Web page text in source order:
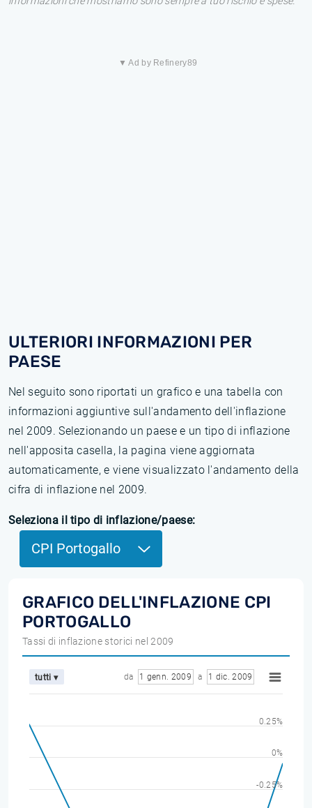
▼ Ad by Refinery89
ULTERIORI INFORMAZIONI PER
PAESE
Nel seguito sono riportati un grafico e una tabella con
informazioni aggiuntive sull'andamento dell'inflazione
nel 2009. Selezionando un paese e un tipo di inflazione
nell'apposita casella, la pagina viene aggiornata
automaticamente, e viene visualizzato l'andamento della
cifra di inflazione nel 2009.
Seleziona il tipo di inflazione/paese:
CPI Portogallo
GRAFICO DELL'INFLAZIONE CPI
PORTOGALLO
Tassi di inflazione storici nel 2009
tutti ▾ da 1 genn. 2009 a 1 dic. 2009
-0.25%
0%
0.25%